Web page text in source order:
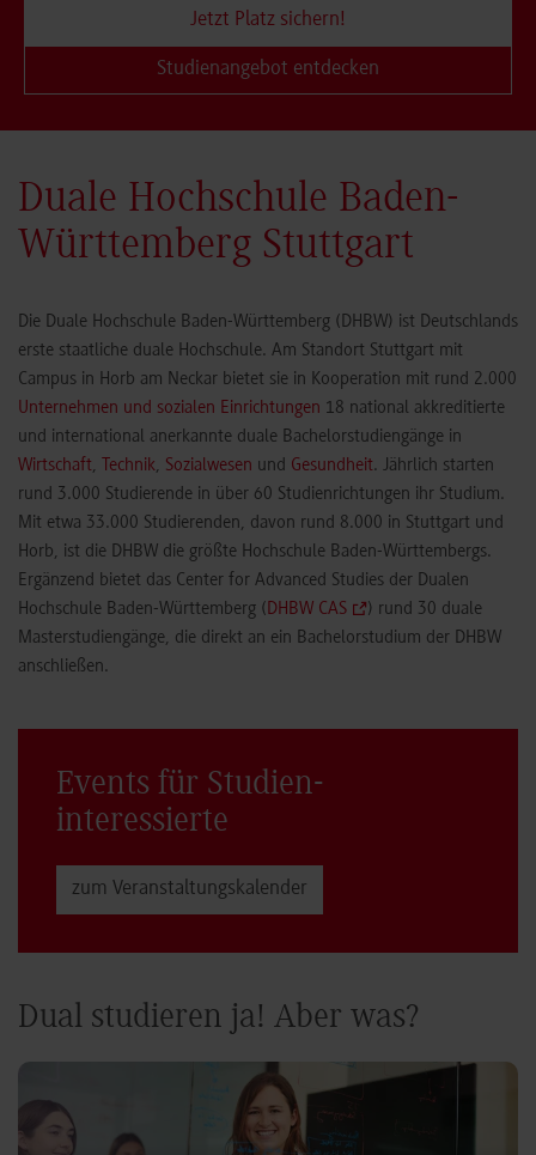
Jetzt Platz sichern!
Studienangebot entdecken
Duale Hochschule Baden-
Württemberg Stuttgart
Die Duale Hochschule Baden-Württemberg (DHBW) ist Deutschlands
erste staatliche duale Hochschule. Am Standort Stuttgart mit
Campus in Horb am Neckar bietet sie in Kooperation mit rund 2.000
Unternehmen und sozialen Einrichtungen 18 national akkreditierte
und international anerkannte duale Bachelorstudiengänge in
Wirtschaft, Technik, Sozialwesen und Gesundheit. Jährlich starten
rund 3.000 Studierende in über 60 Studienrichtungen ihr Studium.
Mit etwa 33.000 Studierenden, davon rund 8.000 in Stuttgart und
Horb, ist die DHBW die größte Hochschule Baden-Württembergs.
Ergänzend bietet das Center for Advanced Studies der Dualen
Hochschule Baden-Württemberg (DHBW CAS
) rund 30 duale
Masterstudiengänge, die direkt an ein Bachelorstudium der DHBW
anschließen.
Events für Studien­
interessierte
zum Veranstaltungs­kalender
Dual studieren ja! Aber was?